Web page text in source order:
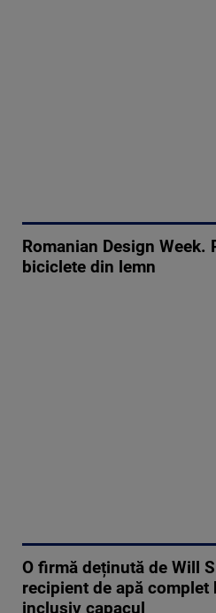
Romanian Design
biciclete din lemn
O firmă deținută de Will
recipient de apă complet
inclusiv capacul